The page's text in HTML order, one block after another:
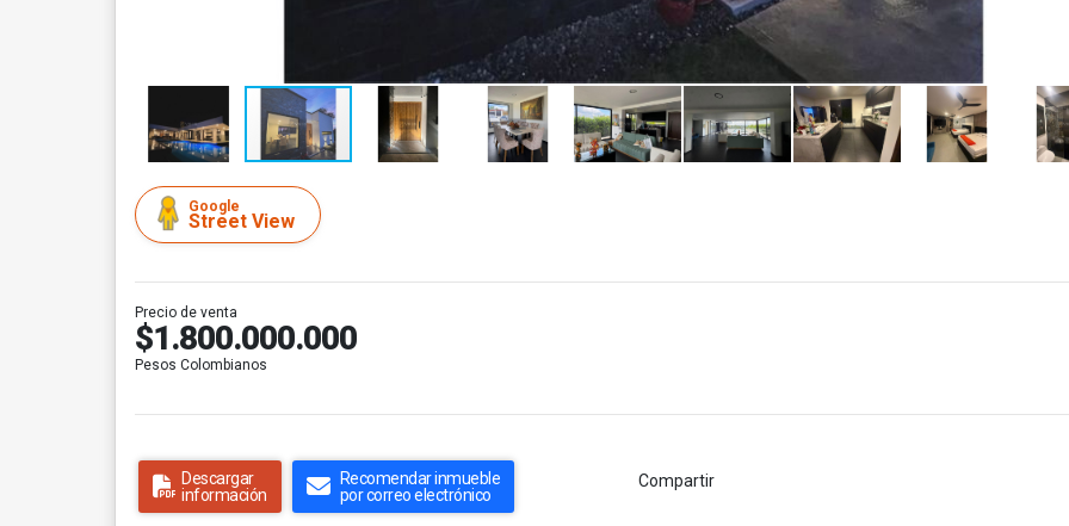
Google
Street View
Precio de venta
$1.800.000.000
Pesos Colombianos
Descargar
información
Recomendar inmueble
por correo electrónico
Compartir